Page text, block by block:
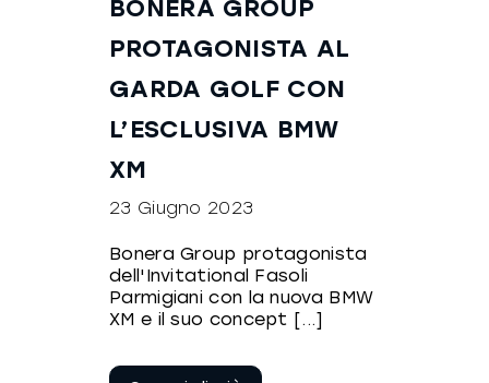
BONERA GROUP
PROTAGONISTA AL
GARDA GOLF CON
L’ESCLUSIVA BMW
XM
23 Giugno 2023
Bonera Group protagonista
dell'Invitational Fasoli
Parmigiani con la nuova BMW
XM e il suo concept [...]